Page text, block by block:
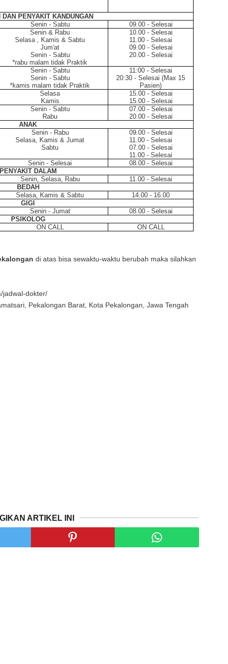
PENYAKIT KANDUNGAN
Senin - Sabtu
09.00 - Selesai
Senin & Rabu
Selasa , Kamis & Sabtu
Jum'at
Senin - Sabtu
*rabu malam tidak Praktik
10.00 - Selesai
11.00 - Selesai
09.00 - Selesai
20.00 - Selesai
Senin - Sabtu
Senin - Sabtu
*kamis malam tidak Praktik
11:00 - Selesai
20:30 - Selesai (Max 15
Pasien)
Selasa
Kamis
15.00 - Selesai
15.00 - Selesai
Senin - Sabtu
Rabu
07.00 - Selesai
20.00 - Selesai
ANAK
Senin - Rabu
Selasa, Kamis & Jumat
Sabtu
09.00 - Selesai
11.00 - Selesai
07.00 - Selesai
11.00 - Selesai
Senin - Selesai
08.00 - Selesai
DALAM
Senin, Selasa, Rabu
11.00 - Selesai
BEDAH
Selasa, Kamis & Sabtu
14.00 - 16.00
GIGI
Senin - Jumat
08.00 - Selesai
PSIKOLOG
ON CALL
ON CALL
di atas bisa sewaktu-waktu berubah maka silahkan
jadwal-dokter/
Pekalongan Barat, Kota Pekalongan, Jawa Tengah
ARTIKEL INI